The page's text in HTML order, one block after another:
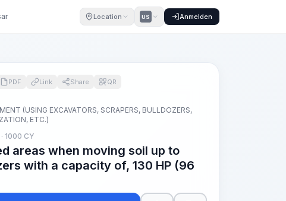
Location US Anmelden
PDF Link Share QR
(USING EXCAVATORS, SCRAPERS, BULLDOZERS,
ETC.)
1000 CY
areas when moving soil up to
with a capacity of, 130 HP (96